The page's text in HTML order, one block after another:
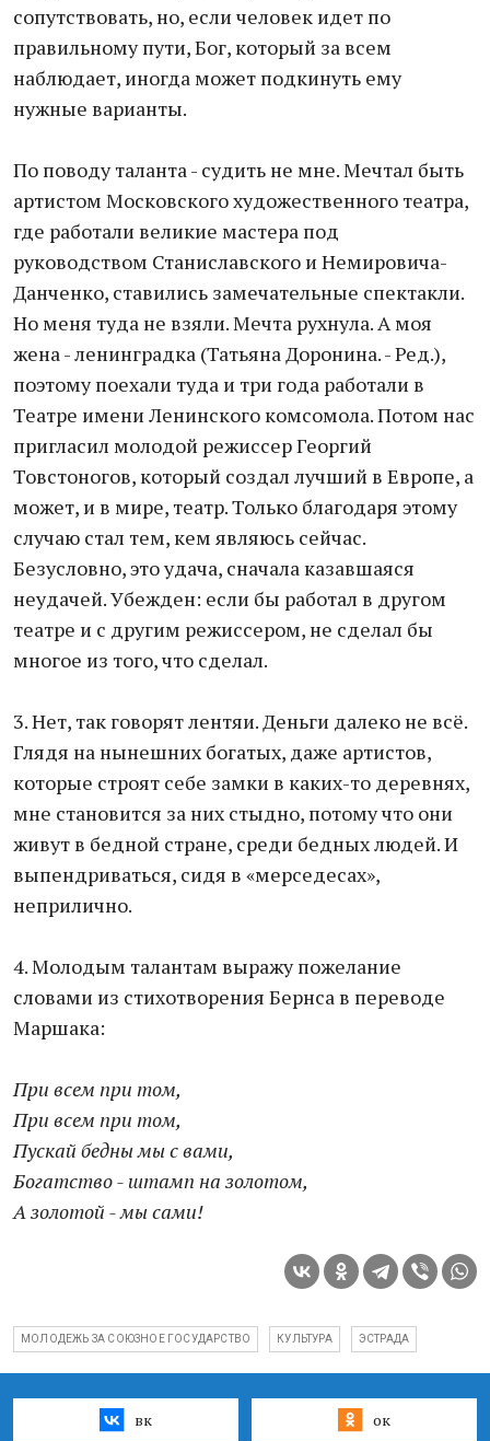
сопутствовать, но, если человек идет по
правильному пути, Бог, который за всем
наблюдает, иногда может подкинуть ему
нужные варианты.
По поводу таланта - судить не мне. Мечтал быть
артистом Московского художественного театра,
где работали великие мастера под
руководством Станиславского и Немировича-
Данченко, ставились замечательные спектакли.
Но меня туда не взяли. Мечта рухнула. А моя
жена - ленинградка (Татьяна Доронина. - Ред.),
поэтому поехали туда и три года работали в
Театре имени Ленинского комсомола. Потом нас
пригласил молодой режиссер Георгий
Товстоногов, который создал лучший в Европе, а
может, и в мире, театр. Только благодаря этому
случаю стал тем, кем являюсь сейчас.
Безусловно, это удача, сначала казавшаяся
неудачей. Убежден: если бы работал в другом
театре и с другим режиссером, не сделал бы
многое из того, что сделал.
3. Нет, так говорят лентяи. Деньги далеко не всё.
Глядя на нынешних богатых, даже артистов,
которые строят себе замки в каких-то деревнях,
мне становится за них стыдно, потому что они
живут в бедной стране, среди бедных людей. И
выпендриваться, сидя в «мерседесах»,
неприлично.
4. Молодым талантам выражу пожелание
словами из стихотворения Бернса в переводе
Маршака:
При всем при том,
При всем при том,
Пускай бедны мы с вами,
Богатство - штамп на золотом,
А золотой - мы сами!
МОЛОДЕЖЬ ЗА СОЮЗНОЕ ГОСУДАРСТВО КУЛЬТУРА ЭСТРАДА
вк ок